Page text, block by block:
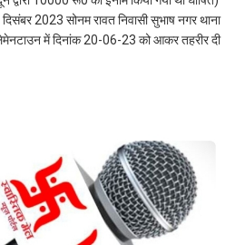
2023 सोनम रावत निवासी सुभाष नगर थाना
में दिनांक 20-06-23 को आकर तहरीर दी